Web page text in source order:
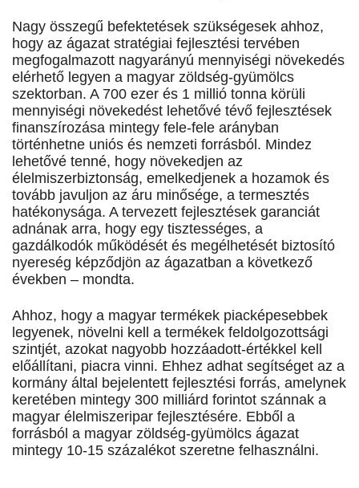
Nagy összegű befektetések szükségesek ahhoz,
hogy az ágazat stratégiai fejlesztési tervében
megfogalmazott nagyarányú mennyiségi növekedés
elérhető legyen a magyar zöldség-gyümölcs
szektorban. A 700 ezer és 1 millió tonna körüli
mennyiségi növekedést lehetővé tévő fejlesztések
finanszírozása mintegy fele-fele arányban
történhetne uniós és nemzeti forrásból. Mindez
lehetővé tenné, hogy növekedjen az
élelmiszerbiztonság, emelkedjenek a hozamok és
tovább javuljon az áru minősége, a termesztés
hatékonysága. A tervezett fejlesztések garanciát
adnának arra, hogy egy tisztességes, a
gazdálkodók működését és megélhetését biztosító
nyereség képződjön az ágazatban a következő
években – mondta.
Ahhoz, hogy a magyar termékek piacképesebbek
legyenek, növelni kell a termékek feldolgozottsági
szintjét, azokat nagyobb hozzáadott-értékkel kell
előállítani, piacra vinni. Ehhez adhat segítséget az a
kormány által bejelentett fejlesztési forrás, amelynek
keretében mintegy 300 milliárd forintot szánnak a
magyar élelmiszeripar fejlesztésére. Ebből a
forrásból a magyar zöldség-gyümölcs ágazat
mintegy 10-15 százalékot szeretne felhasználni.